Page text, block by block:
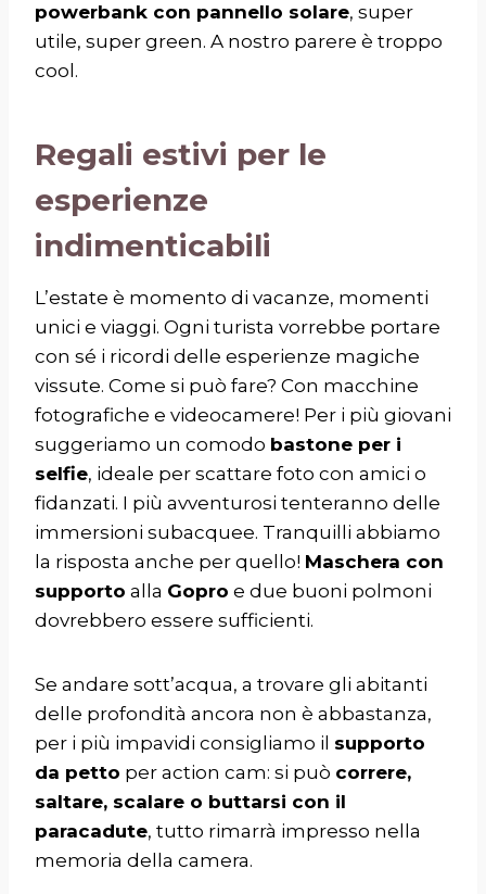
powerbank con pannello solare, super
utile, super green. A nostro parere è troppo
cool.
Regali estivi per le
esperienze
indimenticabili
L’estate è momento di vacanze, momenti
unici e viaggi. Ogni turista vorrebbe portare
con sé i ricordi delle esperienze magiche
vissute. Come si può fare? Con macchine
fotografiche e videocamere! Per i più giovani
suggeriamo un comodo bastone per i
selfie, ideale per scattare foto con amici o
fidanzati. I più avventurosi tenteranno delle
immersioni subacquee. Tranquilli abbiamo
la risposta anche per quello! Maschera con
supporto alla Gopro e due buoni polmoni
dovrebbero essere sufficienti.
Se andare sott’acqua, a trovare gli abitanti
delle profondità ancora non è abbastanza,
per i più impavidi consigliamo il supporto
da petto per action cam: si può correre,
saltare, scalare o buttarsi con il
paracadute, tutto rimarrà impresso nella
memoria della camera.